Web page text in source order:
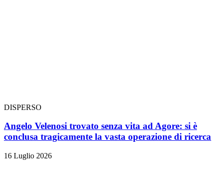
DISPERSO
Angelo Velenosi trovato senza vita ad Agore: si è
conclusa tragicamente la vasta operazione di ricerca
16 Luglio 2026